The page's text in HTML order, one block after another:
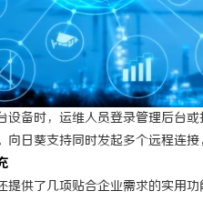
设备时，运维人员登录管理后台
向日葵支持同时发起多个远程连
提供了几项贴合企业需求的实用